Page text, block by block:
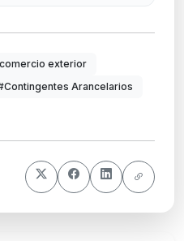
exterior
Arancelarios